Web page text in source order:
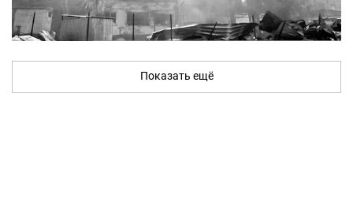
Показать ещё